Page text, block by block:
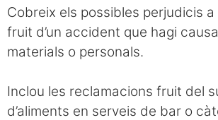
Cobreix els possibles perjudicis
fruit d’un accident que hagi
materials o personals.
Inclou les reclamacions fruit del
d’aliments en serveis de bar o